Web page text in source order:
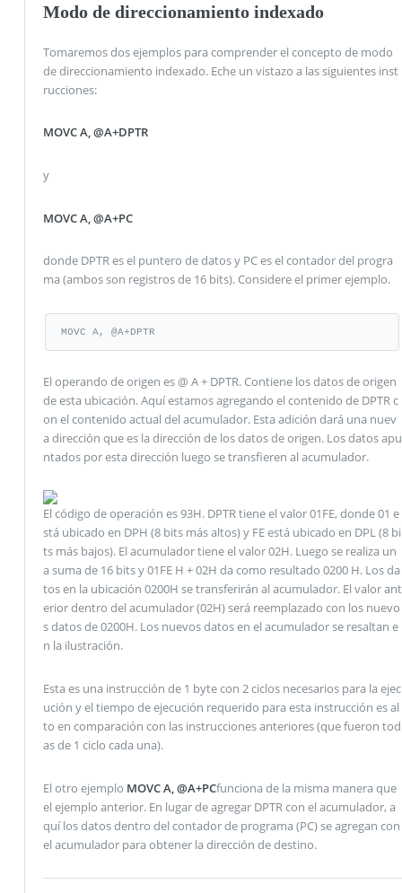
Modo de direccionamiento indexado
Tomaremos dos ejemplos para comprender el concepto de modo
de direccionamiento indexado. Eche un vistazo a las siguientes inst
rucciones:
MOVC A, @A+DPTR
y
MOVC A, @A+PC
donde DPTR es el puntero de datos y PC es el contador del progra
ma (ambos son registros de 16 bits). Considere el primer ejemplo.
MOVC A, @A+DPTR
El operando de origen es @ A + DPTR. Contiene los datos de origen
de esta ubicación. Aquí estamos agregando el contenido de DPTR c
on el contenido actual del acumulador. Esta adición dará una nuev
a dirección que es la dirección de los datos de origen. Los datos apu
ntados por esta dirección luego se transfieren al acumulador.
El código de operación es 93H. DPTR tiene el valor 01FE, donde 01 e
stá ubicado en DPH (8 bits más altos) y FE está ubicado en DPL (8 bi
ts más bajos). El acumulador tiene el valor 02H. Luego se realiza un
a suma de 16 bits y 01FE H + 02H da como resultado 0200 H. Los da
tos en la ubicación 0200H se transferirán al acumulador. El valor ant
erior dentro del acumulador (02H) será reemplazado con los nuevo
s datos de 0200H. Los nuevos datos en el acumulador se resaltan e
n la ilustración.
Esta es una instrucción de 1 byte con 2 ciclos necesarios para la ejec
ución y el tiempo de ejecución requerido para esta instrucción es al
to en comparación con las instrucciones anteriores (que fueron tod
as de 1 ciclo cada una).
El otro ejemplo MOVC A, @A+PCfunciona de la misma manera que
el ejemplo anterior. En lugar de agregar DPTR con el acumulador, a
quí los datos dentro del contador de programa (PC) se agregan con
el acumulador para obtener la dirección de destino.